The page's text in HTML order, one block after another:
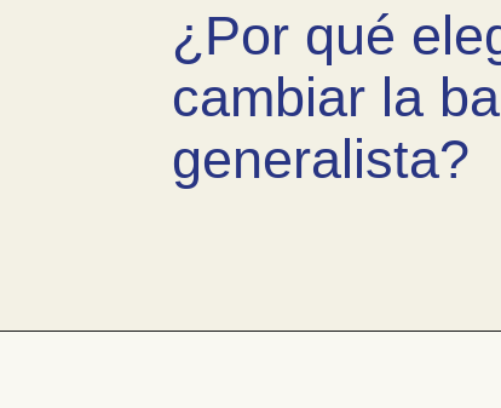
¿Por qué
cambiar la
generalista?